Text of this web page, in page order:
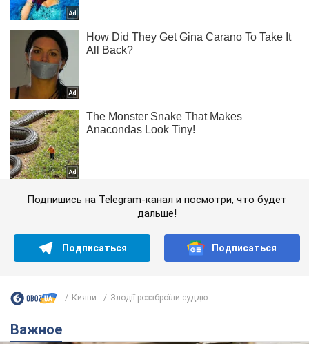
Подпишись на Telegram-канал и посмотри, что будет
дальше!
Подписаться Подписаться
Кияни Злодії роззброїли суддю...
Важное